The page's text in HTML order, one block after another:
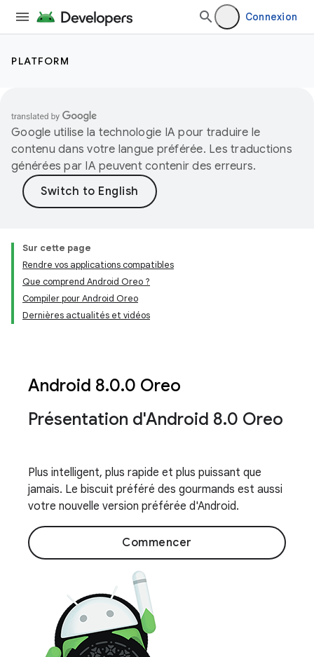
Connexion
PLATFORM
Google utilise la technologie IA pour traduire le
contenu dans votre langue préférée. Les traductions
générées par IA peuvent contenir des erreurs.
Sur cette page
Rendre vos applications compatibles
Que comprend Android Oreo ?
Compiler pour Android Oreo
Dernières actualités et vidéos
Android 8.0.0 Oreo
Présentation d'Android 8.0 Oreo
Plus intelligent, plus rapide et plus puissant que
jamais. Le biscuit préféré des gourmands est aussi
votre nouvelle version préférée d'Android.
Commencer